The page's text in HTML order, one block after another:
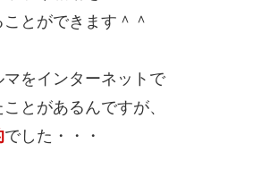
とができます＾＾
をインターネットで
とがあるんですが、
でした・・・